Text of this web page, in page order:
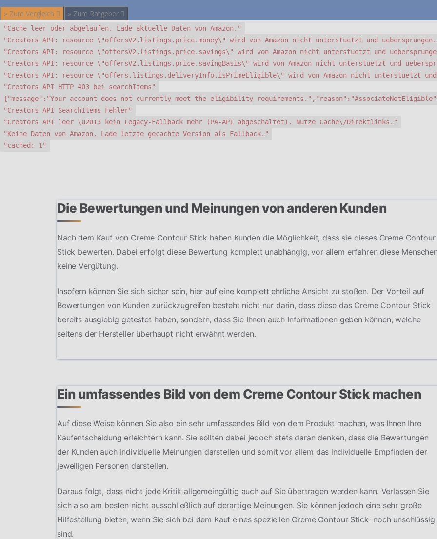
» Zum Vergleich » Zum Ratgeber
"Cache leer oder abgelaufen. Lade aktuelle Daten von Amazon."
"Creators API: resource \"offersV2.listings.price.money\" wird von Amazon nicht unterstuetzt und
"Creators API: resource \"offersV2.listings.price.savings\" wird von Amazon nicht unterstuetzt und
"Creators API: resource \"offersV2.listings.price.savingBasis\" wird von Amazon nicht unterstuetzt und
"Creators API: resource \"offers.listings.deliveryInfo.isPrimeEligible\" wird von Amazon nicht unterstuetzt und
"Creators API HTTP 403 bei searchItems"
{"message":"Your account does not currently meet the eligibility
"Creators API SearchItems Fehler"
"Creators API leer \u2013 kein Legacy-Fallback mehr (PA-API abgeschaltet). Nutze Cache\/Direktlinks."
"Keine Daten von Amazon. Lade letzte gecachte Version als Fallback."
"cached: 1"
Die Bewertungen und Meinungen von anderen Kunden
Nach dem Kauf von Creme Contour Stick haben Kunden die Möglichkeit, dass sie dieses Creme Contour
Stick bewerten. Dabei erfolgt diese Bewertung komplett unabhängig, vor allem erfahren diese
keine Vergütung.
Insofern können Sie sich sicher sein, hier auf eine komplett ehrliche Ansicht zu stoßen. Der Vorteil auf
Bewertungen von Kunden zurückzugreifen besteht nicht nur darin, dass diese das Creme Contour Stick
bereits ausgiebig getestet haben, sondern, dass Sie Ihnen auch Informationen geben können, welche
seitens der Hersteller überhaupt nicht erwähnt werden.
Ein umfassendes Bild von dem Creme Contour Stick machen
Auf diese Weise können Sie also ein sehr umfassendes Bild von dem Produkt machen, was Ihnen Ihre
Kaufentscheidung erleichtern kann. Sie sollten dabei jedoch stets daran denken, dass die Bewertungen
der Kunden auch individuelle Meinungen darstellen und somit vor allem das individuelle Empfinden der
jeweiligen Personen darstellen.
Daraus folgt, dass nicht jede Kritik allgemeingültig auch auf Sie übertragen werden kann. Verlassen Sie
sich also am besten nicht ausschließlich auf derartige Meinungen. Sie können jedoch eine sehr große
Hilfestellung bieten, wenn Sie sich bei dem Kauf eines speziellen Creme Contour Stick noch unschlüssig
sind.